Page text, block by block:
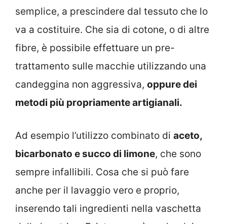
semplice, a prescindere dal tessuto che lo
va a costituire. Che sia di cotone, o di altre
fibre, è possibile effettuare un pre-
trattamento sulle macchie utilizzando una
candeggina non aggressiva, oppure dei
metodi più propriamente artigianali.
Ad esempio l’utilizzo combinato di aceto,
bicarbonato e succo di limone, che sono
sempre infallibili. Cosa che si può fare
anche per il lavaggio vero e proprio,
inserendo tali ingredienti nella vaschetta